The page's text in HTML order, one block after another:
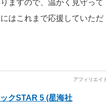
ますので、温かく見守って
はこれまで応援していただ
クSTAR 5 (星海社